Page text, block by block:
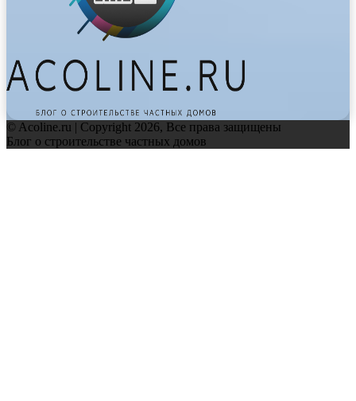
© Acoline.ru | Copyright 2026, Все права защищены
Блог о строительстве частных домов